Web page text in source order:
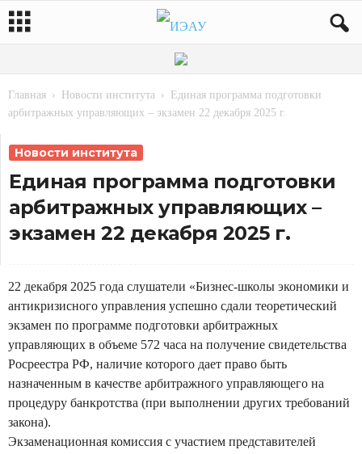
Главная Новости института
Единая программа подготовки
арбитражных управляющих – экзамен 22 декабря 2025 г.
Новости института
Единая программа подготовки
арбитражных управляющих –
экзамен 22 декабря 2025 г.
22 декабря 2025 года слушатели «Бизнес-школы экономики и
антикризисного управления успешно сдали теоретический
экзамен по программе подготовки арбитражных
управляющих в объеме 572 часа на получение свидетельства
Росреестра РФ, наличие которого дает право быть
назначенным в качестве арбитражного управляющего на
процедуру банкротства (при выполнении других требований
закона).
Экзаменационная комиссия с участием представителей